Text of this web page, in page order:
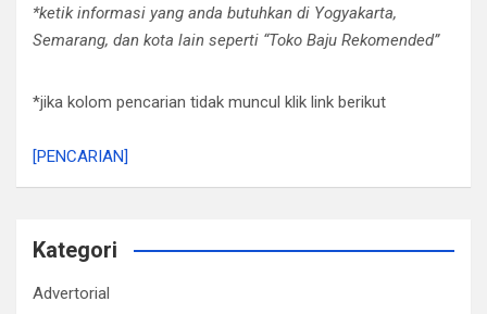
*ketik informasi yang anda butuhkan di Yogyakarta,
Semarang, dan kota lain seperti “Toko Baju Rekomended”
*jika kolom pencarian tidak muncul klik link berikut
[PENCARIAN]
Kategori
Advertorial